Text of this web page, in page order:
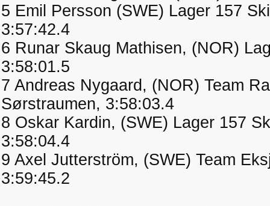
5 Emil Persson (SWE) Lager 157
3:57:42.4
6 Runar Skaug Mathisen, (NOR)
3:58:01.5
7 Andreas Nygaard, (NOR) Team
Sørstraumen, 3:58:03.4
8 Oskar Kardin, (SWE) Lager 157
3:58:04.4
9 Axel Jutterström, (SWE) Team
3:59:45.2